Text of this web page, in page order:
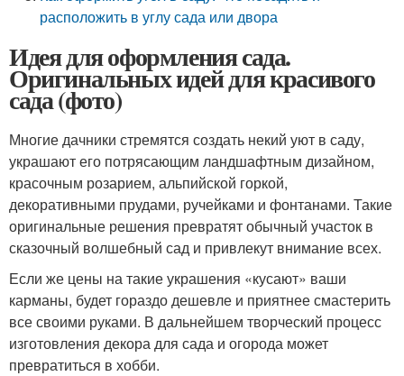
расположить в углу сада или двора
Идея для оформления сада.
Оригинальных идей для красивого
сада (фото)
Многие дачники стремятся создать некий уют в саду,
украшают его потрясающим ландшафтным дизайном,
красочным розарием, альпийской горкой,
декоративными прудами, ручейками и фонтанами. Такие
оригинальные решения превратят обычный участок в
сказочный волшебный сад и привлекут внимание всех.
Если же цены на такие украшения «кусают» ваши
карманы, будет гораздо дешевле и приятнее смастерить
все своими руками. В дальнейшем творческий процесс
изготовления декора для сада и огорода может
превратиться в хобби.